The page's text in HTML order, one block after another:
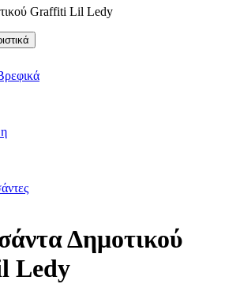
Graffiti Lil Ledy
Δημοτικού
Ledy